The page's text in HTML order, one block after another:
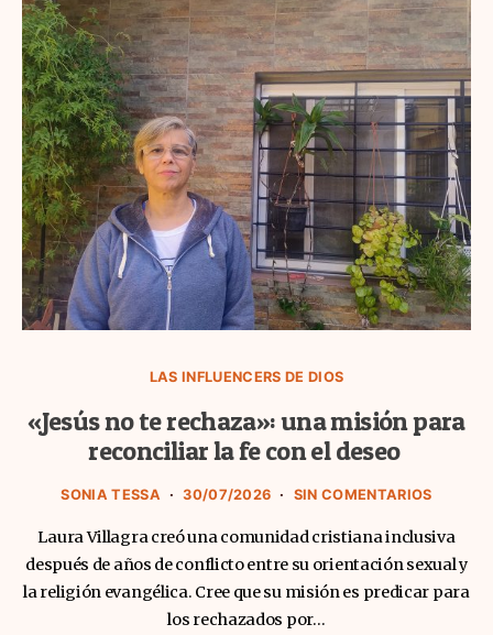
LAS INFLUENCERS DE DIOS
«Jesús no te rechaza»: una misión para
reconciliar la fe con el deseo
SONIA TESSA 30/07/2026 SIN COMENTARIOS
Laura Villagra creó una comunidad cristiana inclusiva
después de años de conflicto entre su orientación sexual y
la religión evangélica. Cree que su misión es predicar para
los rechazados por…